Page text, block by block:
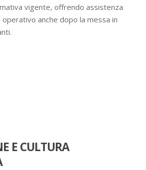
vigente, offrendo assistenza
anche dopo la messa in
E CULTURA